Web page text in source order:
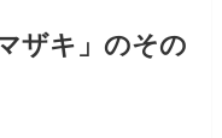
ザキ」のその